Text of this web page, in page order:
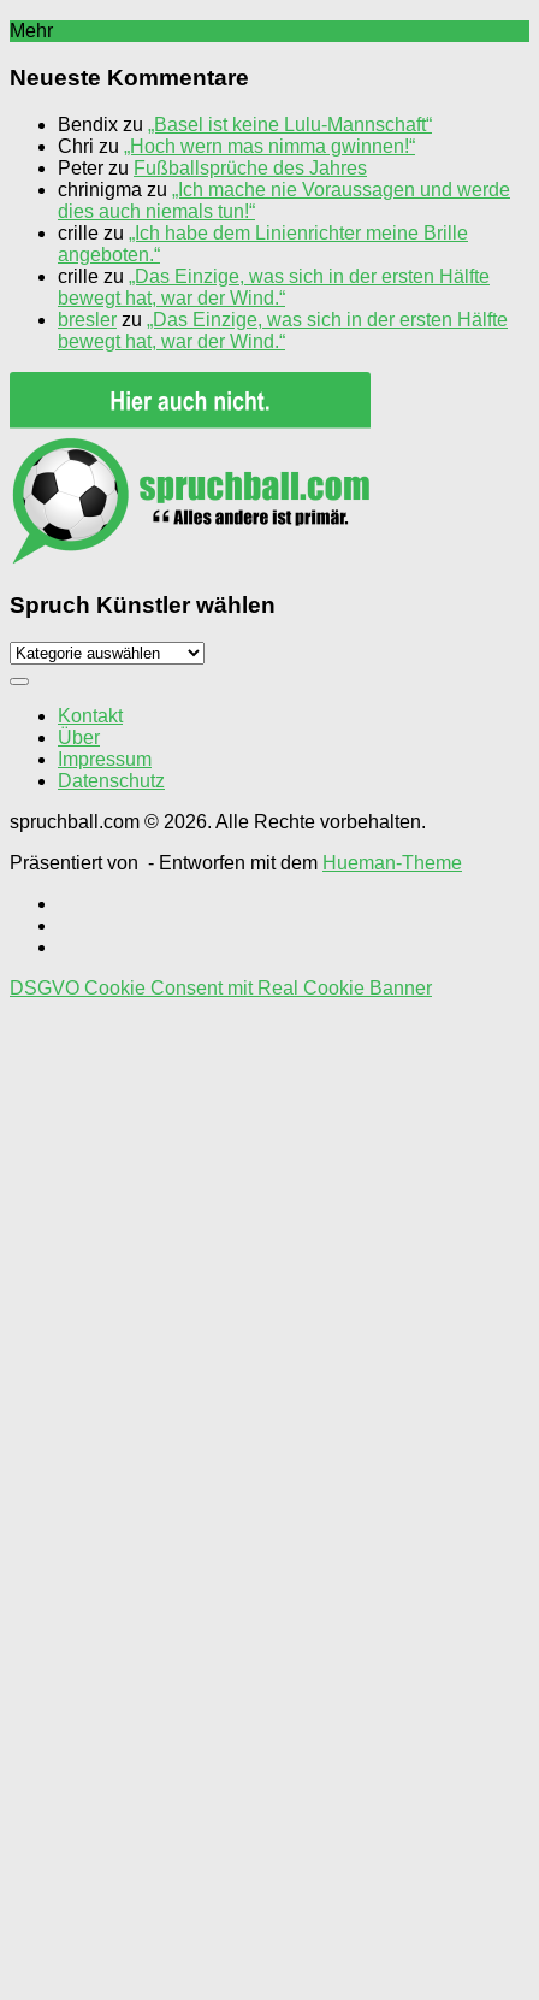
Mehr
Neueste Kommentare
Bendix zu „Basel ist keine Lulu-Mannschaft“
Chri zu „Hoch wern mas nimma gwinnen!“
Peter zu Fußballsprüche des Jahres
chrinigma zu „Ich mache nie Voraussagen und werde
dies auch niemals tun!“
crille zu „Ich habe dem Linienrichter meine Brille
angeboten.“
crille zu „Das Einzige, was sich in der ersten Hälfte
bewegt hat, war der Wind.“
bresler zu „Das Einzige, was sich in der ersten Hälfte
bewegt hat, war der Wind.“
Spruch Künstler wählen
Spruch
Kontakt
Über
Impressum
Datenschutz
spruchball.com © 2026. Alle Rechte vorbehalten.
Präsentiert von - Entworfen mit dem Hueman-Theme
DSGVO Cookie Consent mit Real Cookie Banner